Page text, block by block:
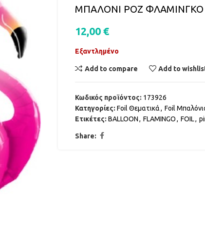
ΜΠΑΛΟΝΙ ΡΟΖ ΦΛΑΜΙΝΓΚΟ
12,00 €
Εξαντλημένο
Add to compare Add to
Κωδικός προϊόντος: 173926
Κατηγορίες: Foil Θεματικά, Foil
Ετικέτες: BALLOON, FLAMINGO, FOIL,
Share: